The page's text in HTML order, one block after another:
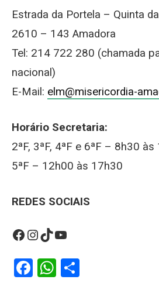
Estrada da Portela – Quinta
2610 – 143 Amadora
Tel: 214 722 280 (chamada
nacional)
E-Mail: elm@misericordia-
Horário Secretaria:
2ªF, 3ªF, 4ªF e 6ªF – 8h30
5ªF – 12h00 às 17h30
REDES SOCIAIS
Facebook InstagramTikTok YouTube
F
W